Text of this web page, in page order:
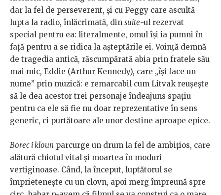
dar la fel de perseverent, și cu Peggy care ascultă
lupta la radio, înlăcrimată, din suite-ul rezervat
special pentru ea: literalmente, omul își ia pumni în
față pentru a se ridica la așteptările ei. Voință demnă
de tragedia antică, răscumpărată abia prin fratele său
mai mic, Eddie (Arthur Kennedy), care „își face un
nume” prin muzică: e remarcabil cum Litvak reușește
să le dea acestor trei personaje îndeajuns spațiu
pentru ca ele să fie nu doar reprezentative în sens
generic, ci purtătoare ale unor destine aproape epice.
Borec i kloun parcurge un drum la fel de ambițios, care
alătură chiotul vital și moartea în moduri
vertiginoase. Când, la început, luptătorul se
împrietenește cu un clovn, apoi merg împreună spre